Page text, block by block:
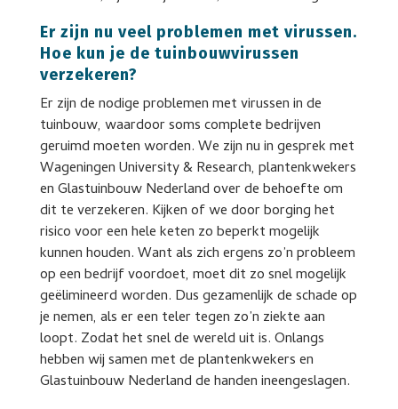
Er zijn nu veel problemen met virussen.
Hoe kun je de tuinbouwvirussen
verzekeren?
Er zijn de nodige problemen met virussen in de
tuinbouw, waardoor soms complete bedrijven
geruimd moeten worden. We zijn nu in gesprek met
Wageningen University & Research, plantenkwekers
en Glastuinbouw Nederland over de behoefte om
dit te verzekeren. Kijken of we door borging het
risico voor een hele keten zo beperkt mogelijk
kunnen houden. Want als zich ergens zo’n probleem
op een bedrijf voordoet, moet dit zo snel mogelijk
geëlimineerd worden. Dus gezamenlijk de schade op
je nemen, als er een teler tegen zo’n ziekte aan
loopt. Zodat het snel de wereld uit is. Onlangs
hebben wij samen met de plantenkwekers en
Glastuinbouw Nederland de handen ineengeslagen.